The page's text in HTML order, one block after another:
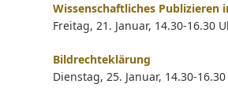
Wissenschaftliches Publizieren
Freitag, 21. Januar, 14.30-16.30
Bildrechteklärung
Dienstag, 25. Januar, 14.30-